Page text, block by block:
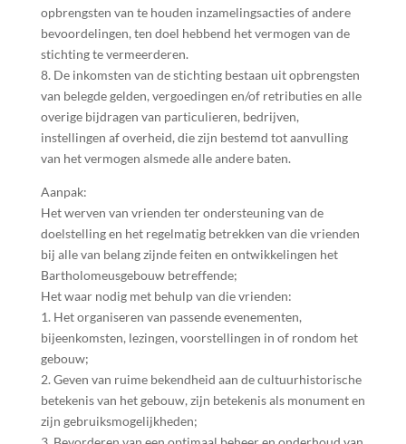
opbrengsten van te houden inzamelingsacties of andere
bevoordelingen, ten doel hebbend het vermogen van de
stichting te vermeerderen.
8. De inkomsten van de stichting bestaan uit opbrengsten
van belegde gelden, vergoedingen en/of retributies en alle
overige bijdragen van particulieren, bedrijven,
instellingen af overheid, die zijn bestemd tot aanvulling
van het vermogen alsmede alle andere baten.
Aanpak:
Het werven van vrienden ter ondersteuning van de
doelstelling en het regelmatig betrekken van die vrienden
bij alle van belang zijnde feiten en ontwikkelingen het
Bartholomeusgebouw betreffende;
Het waar nodig met behulp van die vrienden:
1. Het organiseren van passende evenementen,
bijeenkomsten, lezingen, voorstellingen in of rondom het
gebouw;
2. Geven van ruime bekendheid aan de cultuurhistorische
betekenis van het gebouw, zijn betekenis als monument en
zijn gebruiksmogelijkheden;